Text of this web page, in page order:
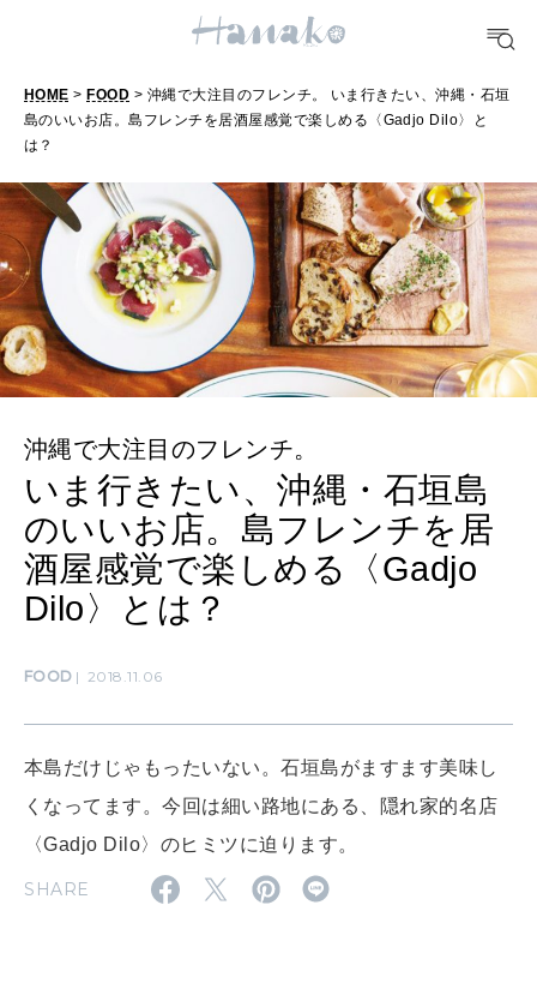
FOOD
おいしい
FORTUNE
明日のわたし
[12星座別] Weekly Holoscope
[12星座別] Monthly Love Holoscope
女神まり愛のタロットメッセージ
算命学がわかる今月のあなた
HEALTH
自分にやさしく
LEARN
知る、考える
わたしができること
CULTURE
自分を耕す
HOME > FOOD > 沖縄で大注目のフレンチ。 いま行きたい、沖縄・石垣
島のいいお店。島フレンチを居酒屋感覚で楽しめる〈Gadjo Dilo〉と
は？
沖縄で大注目のフレンチ。
いま行きたい、沖縄・石垣島
のいいお店。島フレンチを居
酒屋感覚で楽しめる〈Gadjo
Dilo〉とは？
FOOD 2018.11.06
本島だけじゃもったいない。石垣島がますます美味し
くなってます。今回は細い路地にある、隠れ家的名店
〈Gadjo Dilo〉のヒミツに迫ります。
SHARE